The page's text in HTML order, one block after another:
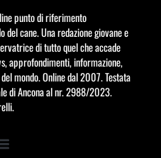
punto di riferimento
del cane. Una redazione giovane e
di tutto quel che accade
approfondimenti, informazione,
mondo. Online dal 2007. Testata
di Ancona al nr. 2988/2023.